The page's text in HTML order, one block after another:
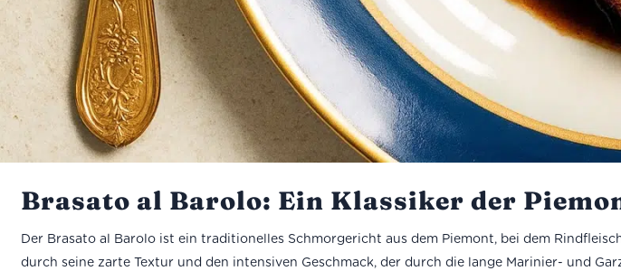
Brasato al Barolo: Ein Klassiker der
Der Brasato al Barolo ist ein traditionelles Schmorgericht aus dem Piemont, bei dem
durch seine zarte Textur und den intensiven Geschmack, der durch die lange Marinier- und